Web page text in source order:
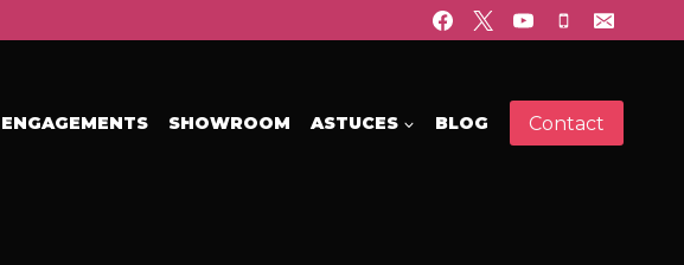
ENGAGEMENTS SHOWROOM ASTUCES BLOG Contact